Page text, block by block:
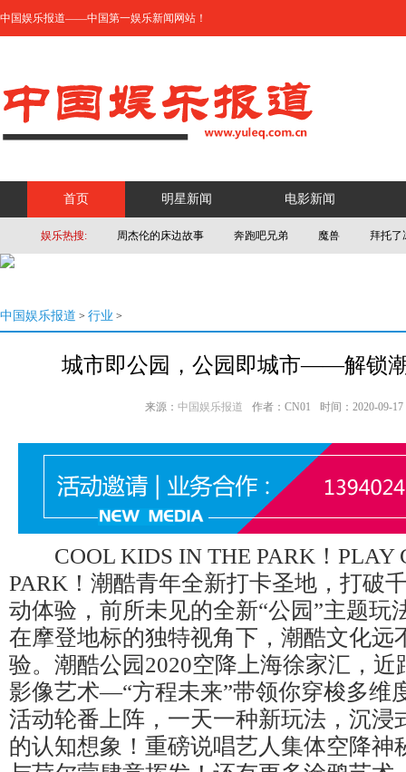
中国娱乐报道——中国第一娱乐新闻网站！
首页 明星新闻 电影新闻
娱乐热搜: 周杰伦的床边故事 奔跑吧兄弟 魔兽 拜托了
中国娱乐报道 > 行业 >
城市即公园，公园即城市——解锁
来源： 中国娱乐报道 作者：CN01 时间：2020-09-17
COOL KIDS IN THE PARK！PLAY
PARK！潮酷青年全新打卡圣地，打破
动体验，前所未见的全新“公园”主题玩
在摩登地标的独特视角下，潮酷文化远
验。潮酷公园2020空降上海徐家汇，近
影像艺术—“方程未来”带领你穿梭多维
活动轮番上阵，一天一种新玩法，沉浸
的认知想象！重磅说唱艺人集体空降神